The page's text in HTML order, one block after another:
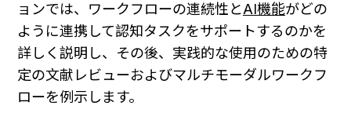
ョンでは、ワークフローの連続性とAI機能がどの
ように連携して認知タスクをサポートするのかを
詳しく説明し、その後、実践的な使用のための特
定の文献レビューおよびマルチモーダルワークフ
ローを例示します。